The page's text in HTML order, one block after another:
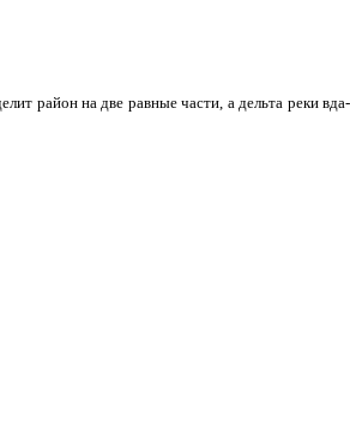
район на две равные части, а дельта реки вда­